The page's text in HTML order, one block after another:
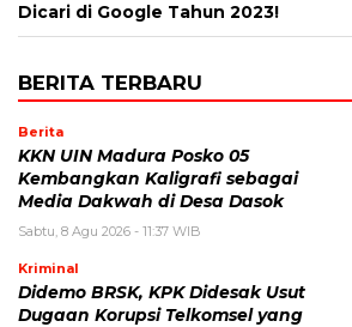
Dicari di Google Tahun 2023!
BERITA TERBARU
Berita
KKN UIN Madura Posko 05
Kembangkan Kaligrafi sebagai
Media Dakwah di Desa Dasok
Sabtu, 8 Agu 2026 - 11:37 WIB
Kriminal
Didemo BRSK, KPK Didesak Usut
Dugaan Korupsi Telkomsel yang